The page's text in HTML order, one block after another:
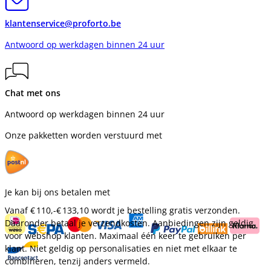
klantenservice@proforto.be
Antwoord op werkdagen binnen 24 uur
Chat met ons
Antwoord op werkdagen binnen 24 uur
Onze pakketten worden verstuurd met
Je kan bij ons betalen met
Vanaf€ 110,-€ 133,10 wordt je bestelling gratis verzonden.
Daaronder betaal je verzendkosten. Aanbiedingen zijn geldig
voor webshop klanten. Maximaal één keer te gebruiken per
klant. Niet geldig op personalisaties en niet met elkaar te
combineren, tenzij anders vermeld.